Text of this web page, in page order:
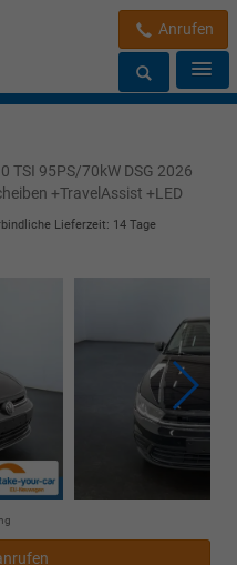
Anrufen
TSI 95PS/70kW DSG 2026
+TravelAssist +LED
Lieferzeit: 14 Tage